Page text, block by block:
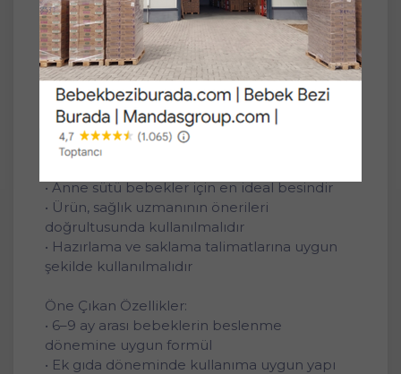
süreli kullanım imkanı sunar.
Ürün Bilgisi:
• Devam Sütü No: 2
• Yaş Aralığı: 6–9 Ay
• Net Miktar: 1050 g (800 g + 250 g)
• Paket Tipi: Avantaj Paket
• Anne sütü bebekler için en ideal besindir
• Ürün, sağlık uzmanının önerileri
doğrultusunda kullanılmalıdır
• Hazırlama ve saklama talimatlarına uygun
şekilde kullanılmalıdır
Öne Çıkan Özellikler:
• 6–9 ay arası bebeklerin beslenme
dönemine uygun formül
• Ek gıda döneminde kullanıma uygun yapı